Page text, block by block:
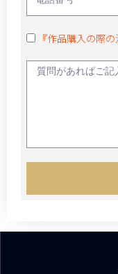
『作品購入の際の